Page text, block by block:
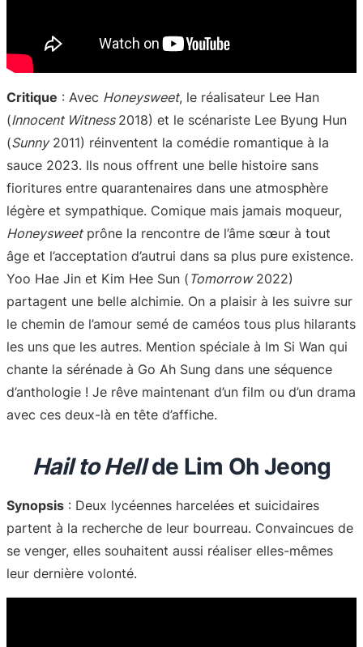
Critique : Avec Honeysweet, le réalisateur Lee Han
(Innocent Witness 2018) et le scénariste Lee Byung Hun
(Sunny2011) réinventent la comédie romantique à la
sauce 2023. Ils nous offrent une belle histoire sans
fioritures entre quarantenaires dans une atmosphère
légère et sympathique. Comique mais jamais moqueur,
Honeysweetprône la rencontre de l’âme sœur à tout
âge et l’acceptation d’autrui dans sa plus pure existence.
Yoo Hae Jin et Kim Hee Sun ( Tomorrow2022)
partagent une belle alchimie. On a plaisir à les suivre sur
le chemin de l’amour semé de caméos tous plus hilarants
les uns que les autres. Mention spéciale à Im Si Wan qui
chante la sérénade à Go Ah Sung dans une séquence
d’anthologie ! Je rêve maintenant d’un film ou d’un drama
avec ces deux-là en tête d’affiche.
Hail to Hellde Lim Oh Jeong
Synopsis : Deux lycéennes harcelées et suicidaires
partent à la recherche de leur bourreau. Convaincues de
se venger, elles souhaitent aussi réaliser elles-mêmes
leur dernière volonté.